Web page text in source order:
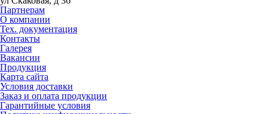
Партнерам
О компании
Тех. документация
Контакты
Галерея
Вакансии
Продукция
Карта сайта
Условия доставки
Заказ и оплата продукции
Гарантийные условия